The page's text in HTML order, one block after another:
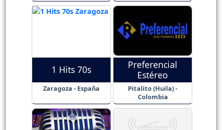
1 Hits 70s
Zaragoza - España
Preferencial
Estéreo
Pitalito (Huila) -
Colombia